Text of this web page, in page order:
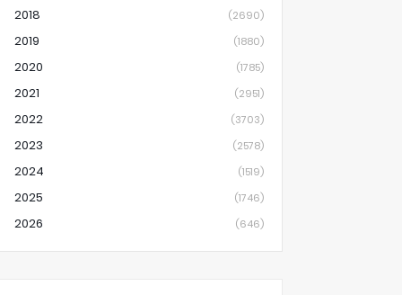
2018 (2690)
2019 (1880)
2020 (1785)
2021 (2951)
2022 (3703)
2023 (2578)
2024 (1519)
2025 (1746)
2026 (646)